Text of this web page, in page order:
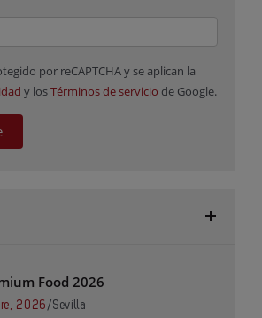
por reCAPTCHA y se aplican la
y losTérminos de servicio de Google.
Food 2026
2026 /Sevilla